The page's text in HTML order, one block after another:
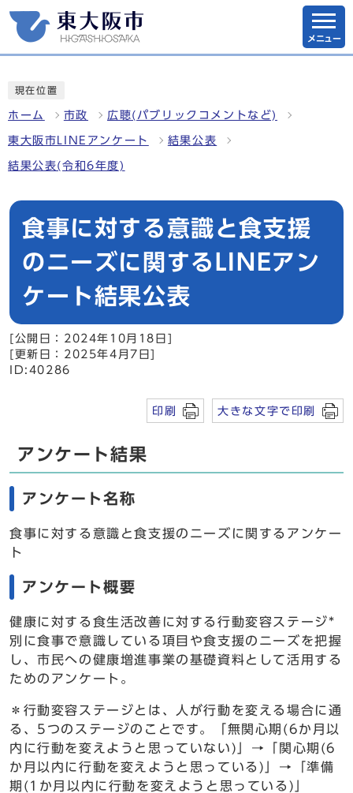
メニュー
現在位置
ホーム 市政 広聴(パブリックコメントなど)
東大阪市LINEアンケート 結果公表
結果公表(令和6年度)
食事に対する意識と食支援
のニーズに関するLINEアン
ケート結果公表
[公開日：2024年10月18日]
[更新日：2025年4月7日]
ID:40286
印刷 大きな文字で印刷
アンケート結果
アンケート名称
食事に対する意識と食支援のニーズに関するアンケー
ト
アンケート概要
健康に対する食生活改善に対する行動変容ステージ*
別に食事で意識している項目や食支援のニーズを把握
し、市民への健康増進事業の基礎資料として活用する
ためのアンケート。
＊行動変容ステージとは、人が行動を変える場合に通
る、5つのステージのことです。「無関心期(6か月以
内に行動を変えようと思っていない)」→「関心期(6
か月以内に行動を変えようと思っている)」→「準備
期(1か月以内に行動を変えようと思っている)」